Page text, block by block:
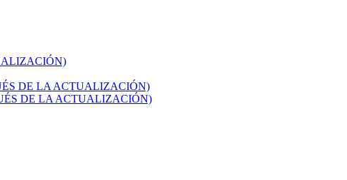
DE LA ACTUALIZACIÓN)
DE LA ACTUALIZACIÓN)